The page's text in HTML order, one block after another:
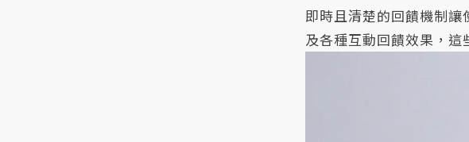
即時且清楚的回饋機制
及各種互動回饋效果，這